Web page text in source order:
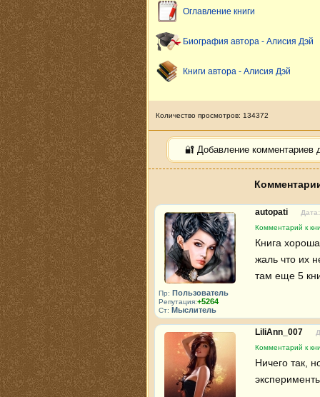
Оглавление книги
Биография автора - Алисия Дэй
Книги автора - Алисия Дэй
Количество просмотров: 134372
🔐 Добавление комментариев
Пр: Пользователь
Репутация:+5264
Ст: Мыслитель
autopati
Комментарий к
Книга
жаль что их
там еще 5
LiliAnn_007
Комментарий к
Ничего так,